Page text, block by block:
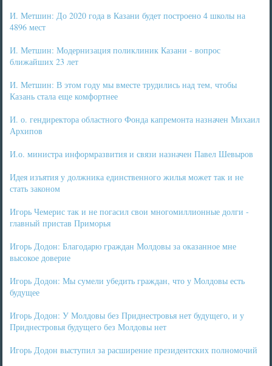
И. Метшин: До 2020 года в Казани будет построено 4 школы на
4896 мест
И. Метшин: Модернизация поликлиник Казани - вопрос
ближайших 23 лет
И. Метшин: В этом году мы вместе трудились над тем, чтобы
Казань стала еще комфортнее
И. о. гендиректора областного Фонда капремонта назначен Михаил
Архипов
И.о. министра информразвития и связи назначен Павел Шевыров
Идея изъятия у должника единственного жилья может так и не
стать законом
Игорь Чемерис так и не погасил свои многомиллионные долги -
главный пристав Приморья
Игорь Додон: Благодарю граждан Молдовы за оказанное мне
высокое доверие
Игорь Додон: Мы сумели убедить граждан, что у Молдовы есть
будущее
Игорь Додон: У Молдовы без Приднестровья нет будущего, и у
Приднестровья будущего без Молдовы нет
Игорь Додон выступил за расширение президентских полномочий